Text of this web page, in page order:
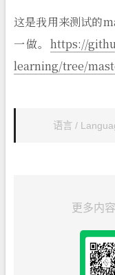
这是我用来测试的
一做。 https://
learning/tree/
语言 /
更多内